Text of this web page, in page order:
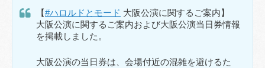
【#ハロルドとモード 大阪公演に関するご案内】
大阪公演に関するご案内および大阪公演当日券情報
を掲載しました。
大阪公演の当日券は、会場付近の混雑を避けるた